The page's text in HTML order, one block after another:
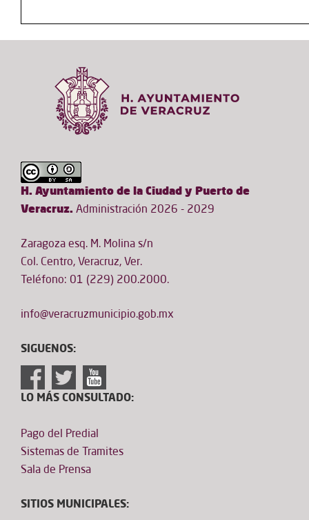
H. Ayuntamiento de la Ciudad y Puerto de
Veracruz. Administración 2026 - 2029
Zaragoza esq. M. Molina s/n
Col. Centro, Veracruz, Ver.
Teléfono: 01 (229) 200.2000.
info@veracruzmunicipio.gob.mx
SIGUENOS:
LO MÁS CONSULTADO:
Pago del Predial
Sistemas de Tramites
Sala de Prensa
SITIOS MUNICIPALES: